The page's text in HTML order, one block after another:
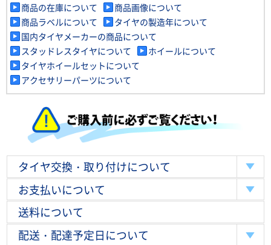
商品の在庫について
商品画像について
商品ラベルについて
タイヤの製造年について
国内タイヤメーカーの商品について
スタッドレスタイヤについて
ホイールについて
タイヤホイールセットについて
アクセサリーパーツについて
タイヤ交換・取り付けについて
お支払いについて
送料について
配送・配達予定日について